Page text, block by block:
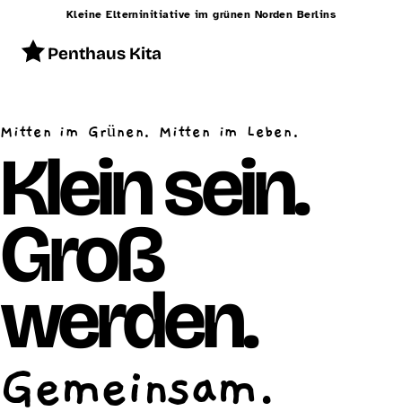
Kleine Elterninitiative im grünen Norden Berlins
Penthaus Kita
Konzept
Betreuung
Alltag
Räumlichkeiten
Essen
Kontakt
Mitten im Grünen. Mitten im Leben.
Klein sein.
Groß
werden.
Gemeinsam.